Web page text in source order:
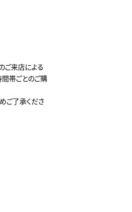
ご来店による
帯ごとのご購
ご了承くださ